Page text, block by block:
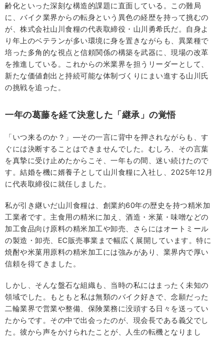
齢化といった深刻な構造的課題に直面している。この難局
に、バイク業界からの転身という異色の経歴を持って挑むの
が、株式会社山川食糧の代表取締役・山川勇希氏だ。自身よ
り年上のベテランが多い環境に身を置きながらも、異業種で
培った多角的な視点と信頼関係の構築を武器に、現場の改革
を推進している。これからの米業界を担うリーダーとして、
新たな価値創出と持続可能な体制づくりにまい進する山川氏
の挑戦を追った。
一年の葛藤を経て決意した「継承」の覚悟
「いつ来るのか？」―その一言に背中を押されながらも、す
ぐには決断することはできませんでした。むしろ、その言葉
を真摯に受け止めたからこそ、一年もの間、迷い続けたので
す。結婚を機に婿養子として山川食糧に入社し、2025年12月
に代表取締役に就任しました。
私が引き継いだ山川食糧は、創業約60年の歴史を持つ精米加
工業者です。主食用の精米に加え、酒造・米菓・味噌などの
加工食品向け原料の精米加工や卸売、さらにはオートミール
の製造・卸売、EC販売事業まで幅広く展開しています。特に
焼酎や米菓用原料の精米加工には強みがあり、業界内で厚い
信頼を得てきました。
しかし、そんな盤石な組織も、当時の私にはまったく未知の
領域でした。もともと私は無類のバイク好きで、念願だった
二輪業界で営業や整備、保険業務に没頭する日々を送ってい
たからです。その中で出会ったのが、現会長である義父でし
た。彼から声をかけられたことが、人生の転機となりまし